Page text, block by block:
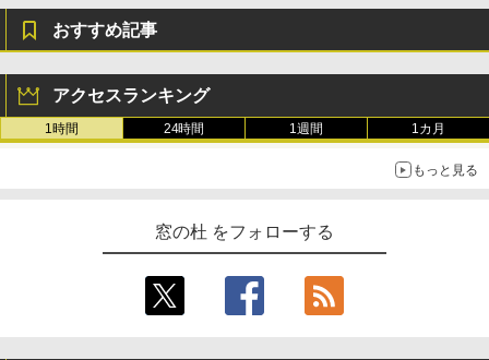
おすすめ記事
アクセスランキング
1時間 24時間 1週間 1カ月
もっと見る
窓の杜 をフォローする